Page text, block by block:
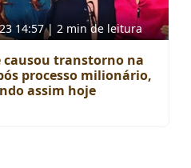
14:57 | 2 min de leitura
causou transtorno na
processo milionário,
assim hoje